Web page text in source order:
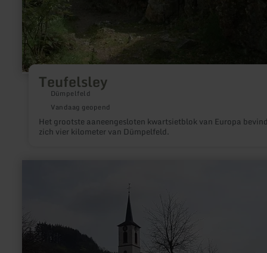
Teufelsley
Dümpelfeld
Vandaag geopend
Het grootste aaneengesloten kwartsietblok van Europa
zich vier kilometer van Dümpelfeld.
Bruch